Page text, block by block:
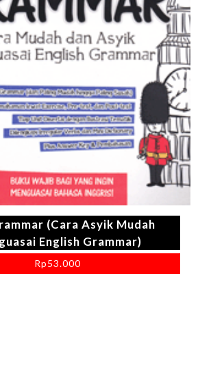
(Cara Asyik Mudah
English Grammar)
Rp53.000